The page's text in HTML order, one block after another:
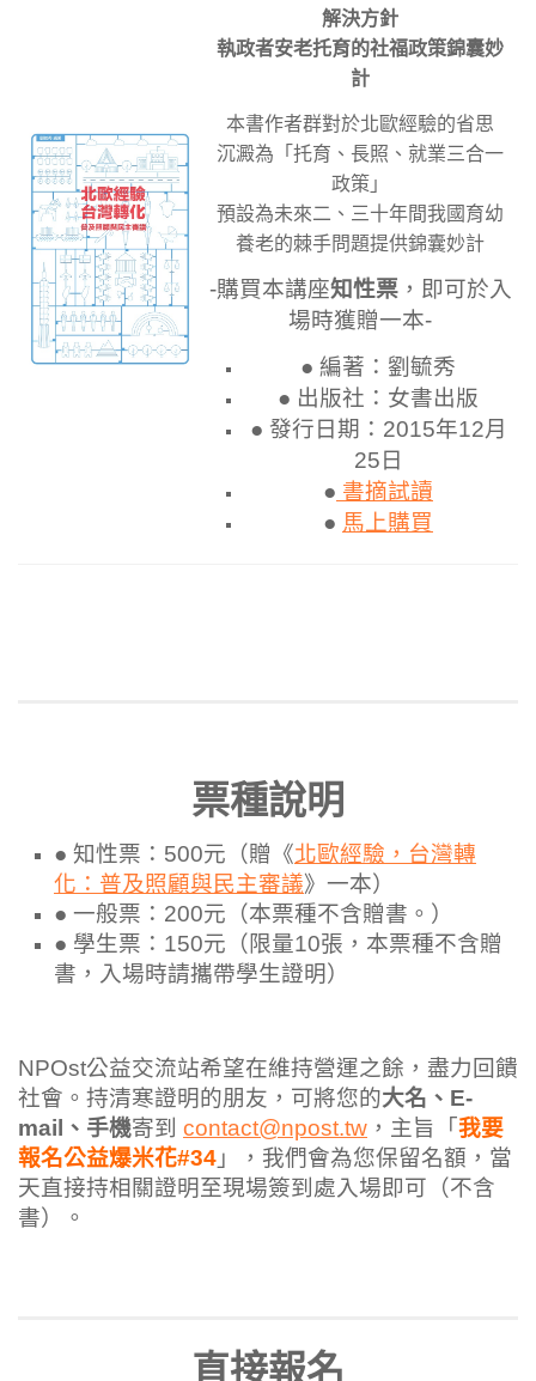
解決方針
執政者安老托育的社福政策錦囊妙
計
本書作者群對於北歐經驗的省思
沉澱為「托育、長照、就業三合一
政策」
預設為未來二、三十年間我國育幼
養老的棘手問題提供錦囊妙計
-購買本講座知性票，即可於入
場時獲贈一本-
● 編著：劉毓秀
● 出版社：女書出版
● 發行日期：2015年12月
25日
● 書摘試讀
● 馬上購買
票種說明
● 知性票：500元（贈《北歐經驗，台灣轉
化：普及照顧與民主審議》一本）
● 一般票：200元（本票種不含贈書。）
● 學生票：150元（限量10張，本票種不含贈
書，入場時請攜帶學生證明）
NPOst公益交流站希望在維持營運之餘，盡力回饋
社會。持清寒證明的朋友，可將您的大名、E-
mail、手機寄到 contact@npost.tw ，主旨「我要
報名公益爆米花#34 」，我們會為您保留名額，當
天直接持相關證明至現場簽到處入場即可（不含
書）。
直接報名